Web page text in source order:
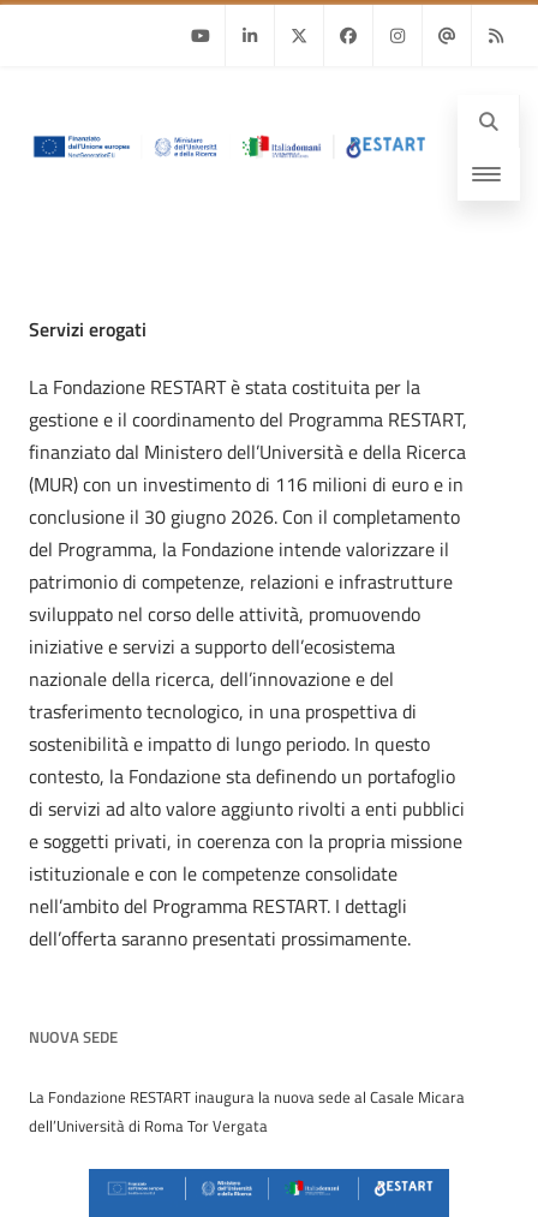
Servizi erogati
La Fondazione RESTART è stata costituita per la
gestione e il coordinamento del Programma RESTART,
finanziato dal Ministero dell’Università e della Ricerca
(MUR) con un investimento di 116 milioni di euro e in
conclusione il 30 giugno 2026. Con il completamento
del Programma, la Fondazione intende valorizzare il
patrimonio di competenze, relazioni e infrastrutture
sviluppato nel corso delle attività, promuovendo
iniziative e servizi a supporto dell’ecosistema
nazionale della ricerca, dell’innovazione e del
trasferimento tecnologico, in una prospettiva di
sostenibilità e impatto di lungo periodo. In questo
contesto, la Fondazione sta definendo un portafoglio
di servizi ad alto valore aggiunto rivolti a enti pubblici
e soggetti privati, in coerenza con la propria missione
istituzionale e con le competenze consolidate
nell’ambito del Programma RESTART. I dettagli
dell’offerta saranno presentati prossimamente.
NUOVA SEDE
La Fondazione RESTART inaugura la nuova sede al Casale Micara
dell’Università di Roma Tor Vergata